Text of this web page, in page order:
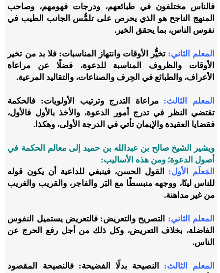
فالناس مختلفون في طبائعهم، ودرجات فهومهم، وصاحب
المنهج الناجح هو الذي يحرص على تلمُّس الجانب الطيب في
نفوس الناس، بما يحقق الخير.
المعلم الثاني:تخيُّر الأوقات وانتهاز المناسبات: فلا بد من تخير
الأوقات والظروف المناسبة للدعوة، فضلًا عن مراعاة
الأعراف، والطبائع في الحِرف والصناعات، والتقاليد المرعية.
المعلم الثالث:مراعاة التدرج وترتيب الأولويات: فالحكمة
تقتضي النظر في تدرج أمور الدعوة، والأخذ بالأول فالأول،
فقضايا العقيدة والإيمان تأتي في الدرجة الأولى، وهكذا.
ويشير الشيخ صالح بن عبدالله بن حميد إلى معالم الحكمة في
أصول الدعوة؛ ومن هذه الأساليب:
المَعلَم الأول: القول الحسن، فينبغي للداعية أن يكون قوله
للناس لينًا، ووجهه منبسطًا مع البَر والفاجر، والقريب والغريب
من غير مداهنة.
المعلم الثاني: التصريح والتعريض: فالتعريض يستميل النفوس
الفاضلة، بخلاف التعريض، وكل ذلك من أجل رفع الحرج عن
الناس.
المعلم الثالث: النصيحة بدلًا الفضيحة: فالنصيحة المقصود